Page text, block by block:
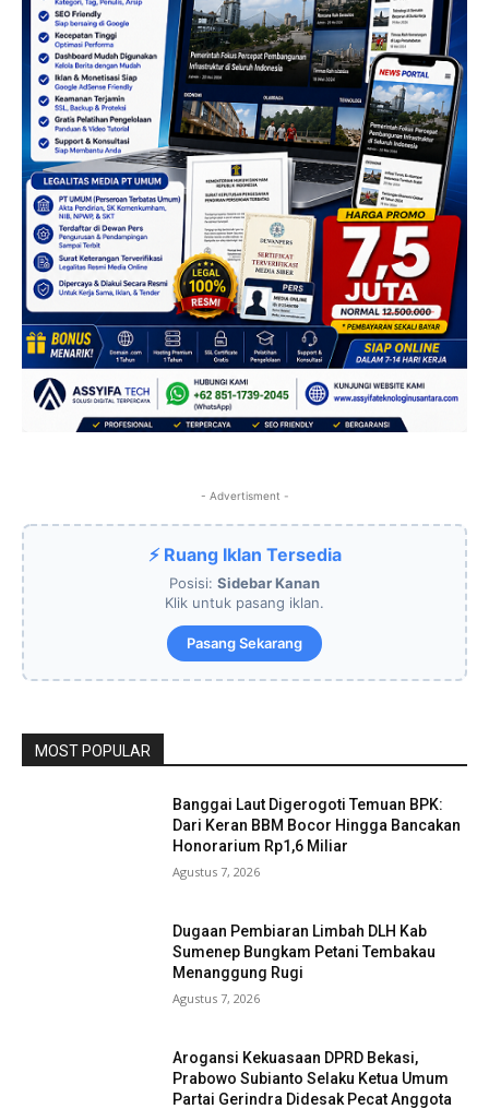
- Advertisment -
⚡ Ruang Iklan Tersedia
Posisi: Sidebar Kanan
Klik untuk pasang iklan.
Pasang Sekarang
MOST POPULAR
Banggai Laut Digerogoti Temuan BPK:
Dari Keran BBM Bocor Hingga Bancakan
Honorarium Rp1,6 Miliar
Agustus 7, 2026
Dugaan Pembiaran Limbah DLH Kab
Sumenep Bungkam Petani Tembakau
Menanggung Rugi
Agustus 7, 2026
Arogansi Kekuasaan DPRD Bekasi,
Prabowo Subianto Selaku Ketua Umum
Partai Gerindra Didesak Pecat Anggota